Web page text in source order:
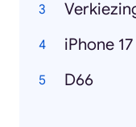
iPhone 17
D66